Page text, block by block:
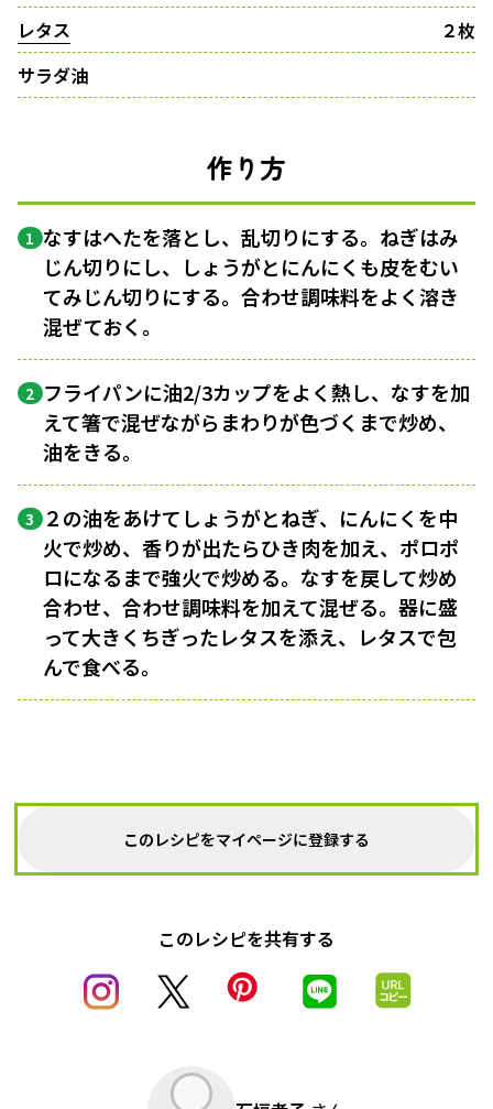
レタス
２枚
サラダ油
作り方
1 なすはへたを落とし、乱切りにする。ねぎはみ
じん切りにし、しょうがとにんにくも皮をむい
てみじん切りにする。合わせ調味料をよく溶き
混ぜておく。
2 フライパンに油2/3カップをよく熱し、なすを加
えて箸で混ぜながらまわりが色づくまで炒め、
油をきる。
3 ２の油をあけてしょうがとねぎ、にんにくを中
火で炒め、香りが出たらひき肉を加え、ポロポ
ロになるまで強火で炒める。なすを戻して炒め
合わせ、合わせ調味料を加えて混ぜる。器に盛
って大きくちぎったレタスを添え、レタスで包
んで食べる。
このレシピをマイページに登録する
このレシピを共有する